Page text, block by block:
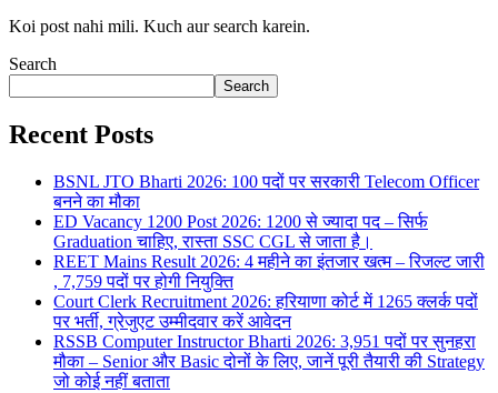
Koi post nahi mili. Kuch aur search karein.
Search
Search
Recent Posts
BSNL JTO Bharti 2026: 100 पदों पर सरकारी Telecom Officer
बनने का मौका
ED Vacancy 1200 Post 2026: 1200 से ज्यादा पद – सिर्फ
Graduation चाहिए, रास्ता SSC CGL से जाता है।
REET Mains Result 2026: 4 महीने का इंतजार खत्म – रिजल्ट जारी
, 7,759 पदों पर होगी नियुक्ति
Court Clerk Recruitment 2026: हरियाणा कोर्ट में 1265 क्लर्क पदों
पर भर्ती, ग्रेजुएट उम्मीदवार करें आवेदन
RSSB Computer Instructor Bharti 2026: 3,951 पदों पर सुनहरा
मौका – Senior और Basic दोनों के लिए, जानें पूरी तैयारी की Strategy
जो कोई नहीं बताता